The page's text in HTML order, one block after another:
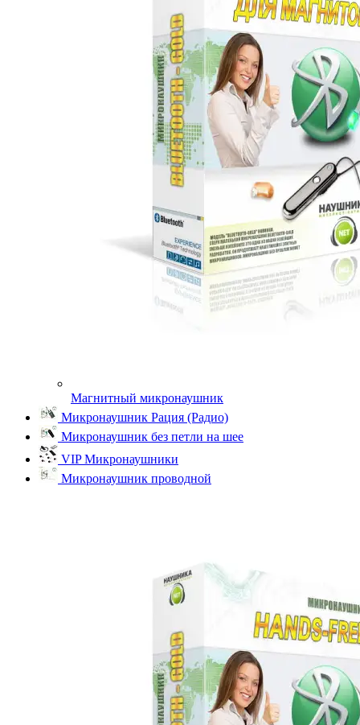
Магнитный микронаушник
Микронаушник Рация (Радио)
Микронаушник без петли на шее
VIP Микронаушники
Микронаушник проводной